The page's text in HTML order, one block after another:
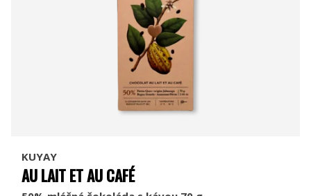
KUYAY
AU LAIT ET AU CAFÉ